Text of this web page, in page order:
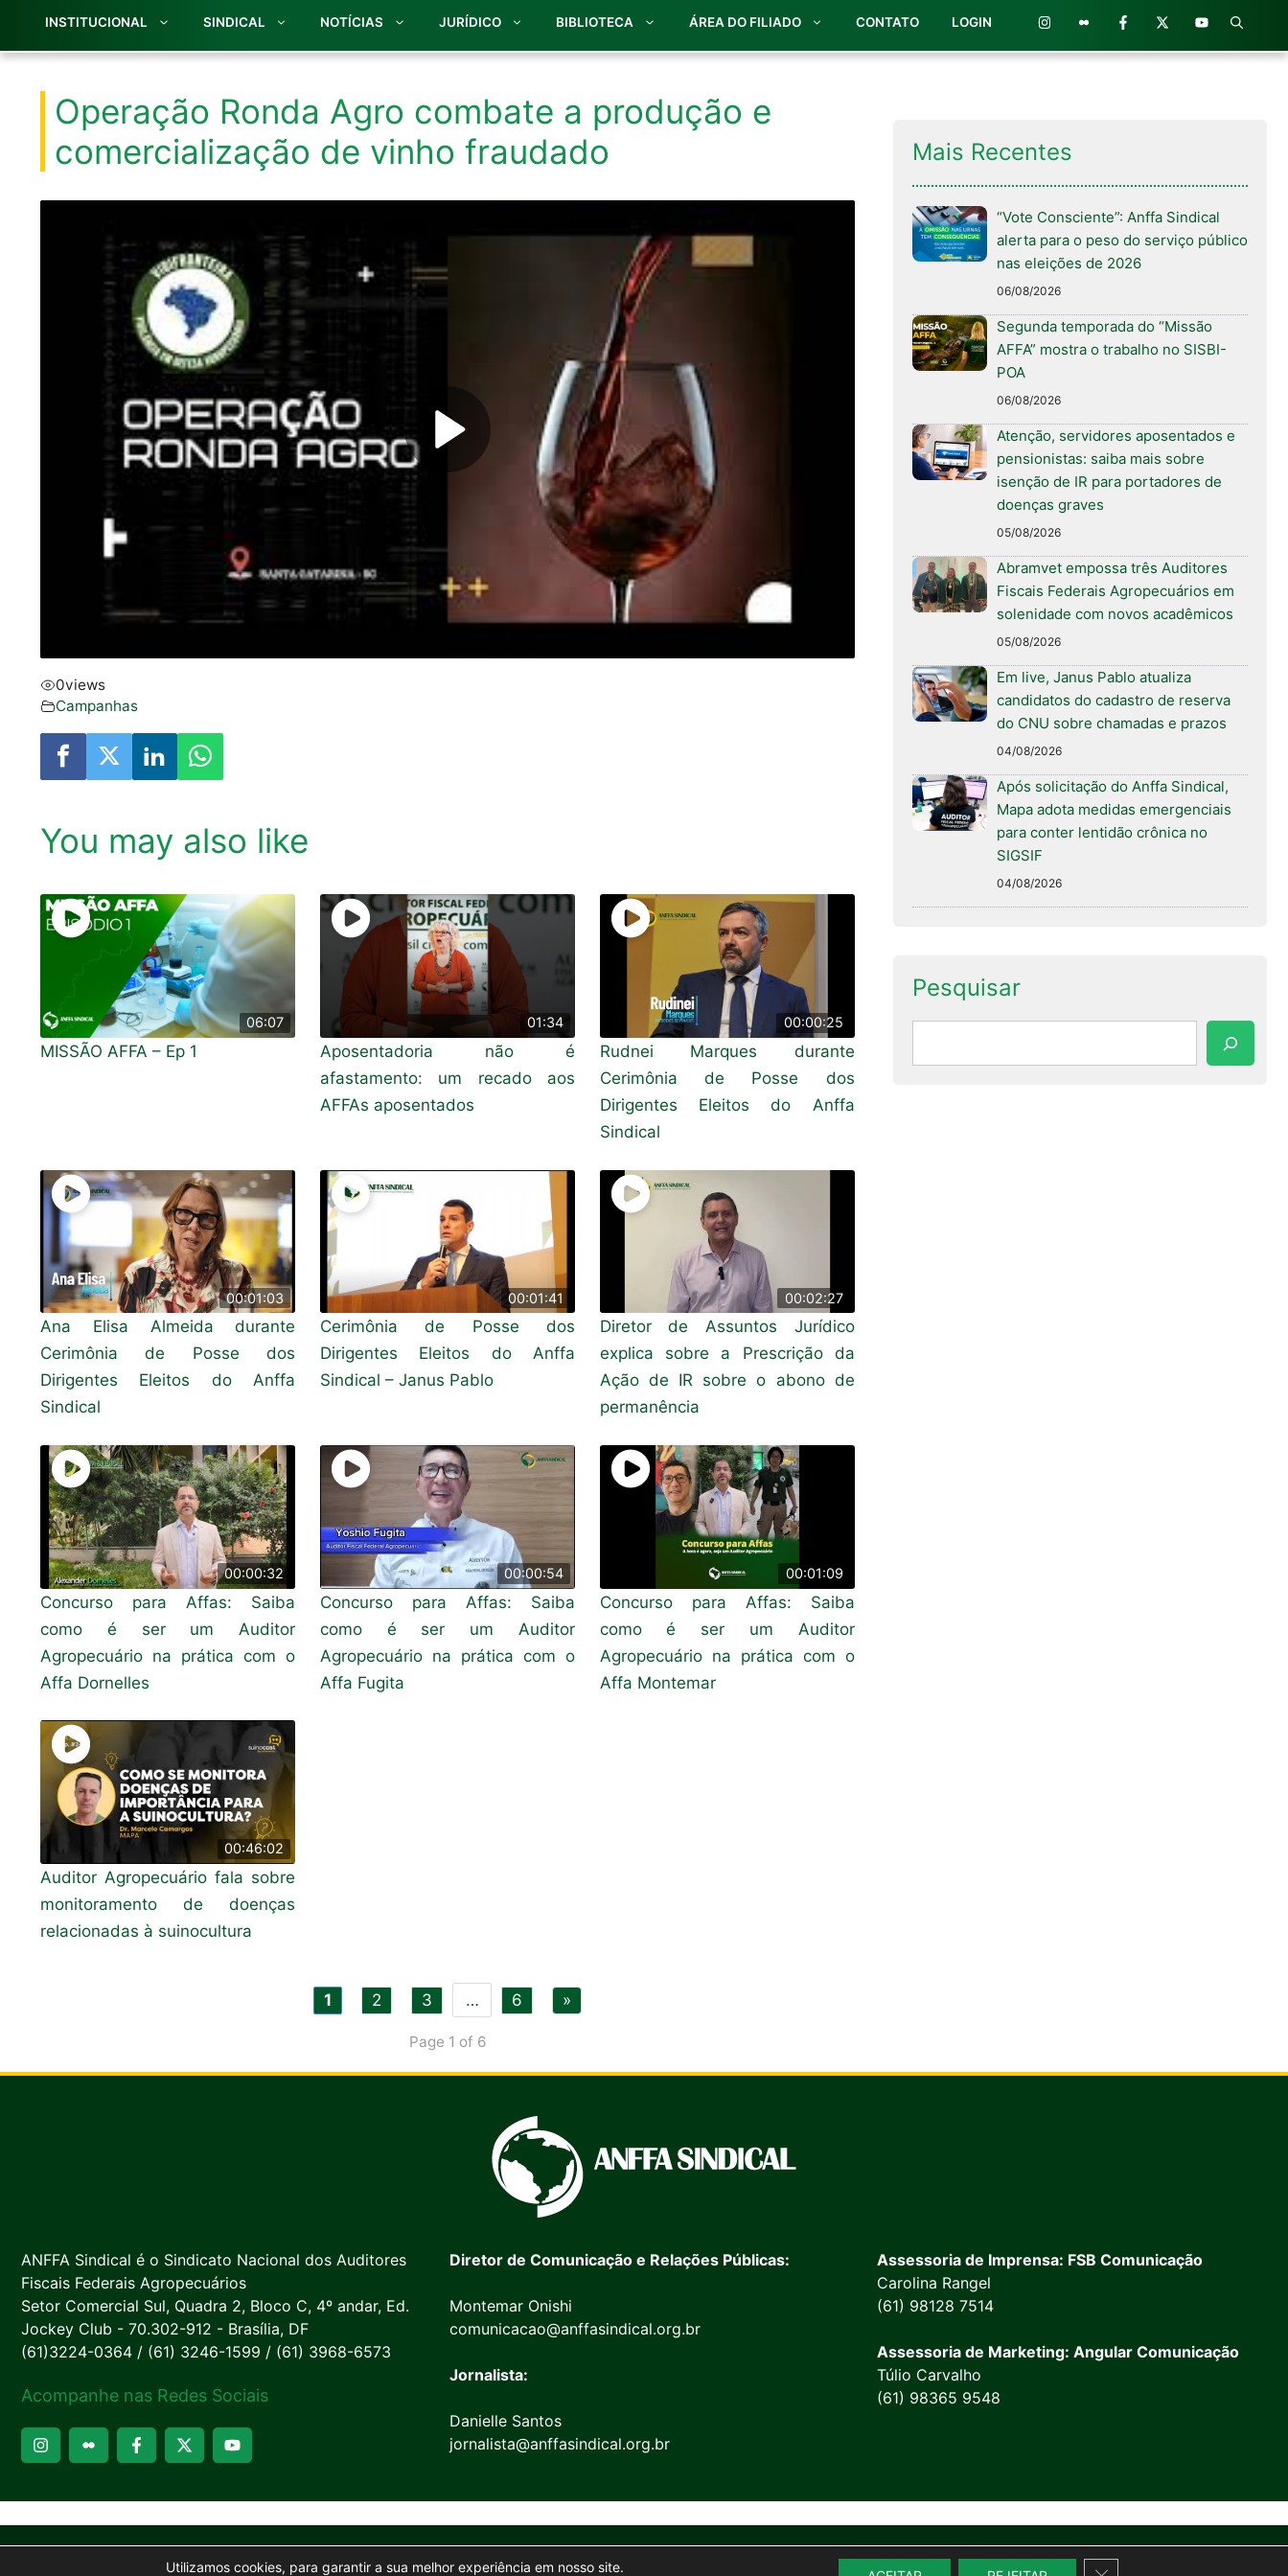
INSTITUCIONAL SINDICAL NOTÍCIAS JURÍDICO BIBLIOTECA ÁREA DO FILIADO CONTATO LOGIN
Operação Ronda Agro combate a produção e
comercialização de vinho fraudado
0views
Campanhas
You may also like
06:07
MISSÃO AFFA – Ep 1
01:34
Aposentadoria não é
afastamento: um recado aos
AFFAs aposentados
00:00:25
Rudnei Marques durante
Cerimônia de Posse dos
Dirigentes Eleitos do Anffa
Sindical
00:01:03
Ana Elisa Almeida durante
Cerimônia de Posse dos
Dirigentes Eleitos do Anffa
Sindical
00:01:41
Cerimônia de Posse dos
Dirigentes Eleitos do Anffa
Sindical – Janus Pablo
00:02:27
Diretor de Assuntos Jurídico
explica sobre a Prescrição da
Ação de IR sobre o abono de
permanência
00:00:32
Concurso para Affas: Saiba
como é ser um Auditor
Agropecuário na prática com o
Affa Dornelles
00:00:54
Concurso para Affas: Saiba
como é ser um Auditor
Agropecuário na prática com o
Affa Fugita
00:01:09
Concurso para Affas: Saiba
como é ser um Auditor
Agropecuário na prática com o
Affa Montemar
00:46:02
Auditor Agropecuário fala sobre
monitoramento de doenças
relacionadas à suinocultura
1 2 3 … 6 »
Page 1 of 6
Mais Recentes
“Vote Consciente”: Anffa Sindical
alerta para o peso do serviço público
nas eleições de 2026
06/08/2026
Segunda temporada do “Missão
AFFA” mostra o trabalho no SISBI-
POA
06/08/2026
Atenção, servidores aposentados e
pensionistas: saiba mais sobre
isenção de IR para portadores de
doenças graves
05/08/2026
Abramvet empossa três Auditores
Fiscais Federais Agropecuários em
solenidade com novos acadêmicos
05/08/2026
Em live, Janus Pablo atualiza
candidatos do cadastro de reserva
do CNU sobre chamadas e prazos
04/08/2026
Após solicitação do Anffa Sindical,
Mapa adota medidas emergenciais
para conter lentidão crônica no
SIGSIF
04/08/2026
Pesquisar
ANFFA Sindical é o Sindicato Nacional dos Auditores
Fiscais Federais Agropecuários
Setor Comercial Sul, Quadra 2, Bloco C, 4º andar, Ed.
Jockey Club - 70.302-912 - Brasília, DF
(61)3224-0364 / (61) 3246-1599 / (61) 3968-6573
Acompanhe nas Redes Sociais
Diretor de Comunicação e Relações Públicas:
Montemar Onishi
comunicacao@anffasindical.org.br
Jornalista:
Danielle Santos
jornalista@anffasindical.org.br
Assessoria de Imprensa: FSB Comunicação
Carolina Rangel
(61) 98128 7514
Assessoria de Marketing: Angular Comunicação
Túlio Carvalho
(61) 98365 9548
Utilizamos cookies, para garantir a sua melhor experiência em nosso site. Close GDPR Cookie Banner